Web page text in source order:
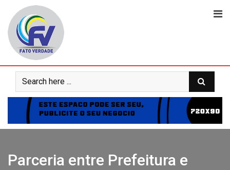
content
Parceria entre Prefeitura e